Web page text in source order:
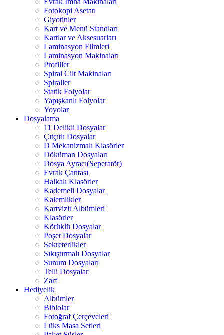
Fotokopi Asetatı
Giyotinler
Kart ve Menü Standları
Kartlar ve Aksesuarları
Laminasyon Filmleri
Laminasyon Makinaları
Profiller
Spiral Cilt Makinaları
Spiraller
Statik Folyolar
Yapışkanlı Folyolar
Yoyolar
Dosyalama
11 Delikli Dosyalar
Çıtçıtlı Dosyalar
D Mekanizmalı Klasörler
Döküman Dosyaları
Dosya Ayracı(Seperatör)
Evrak Çantası
Halkalı Klasörler
Kademeli Dosyalar
Kalemlikler
Kartvizit Albümleri
Klasörler
Körüklü Dosyalar
Poşet Dosyalar
Sekreterlikler
Sıkıştırmalı Dosyalar
Sunum Dosyaları
Telli Dosyalar
Zarf
Hediyelik
Albümler
Biblolar
Fotoğraf Çerçeveleri
Lüks Masa Setleri